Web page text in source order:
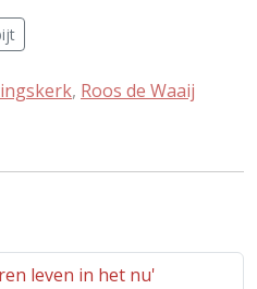
, Roos de Waaij
leven in het nu'